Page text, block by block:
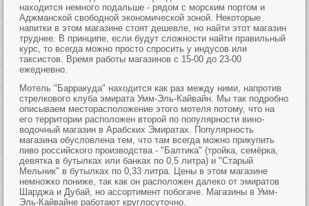
находится немного подальше - рядом с морским портом и
Аджманской свободной экономической зоной. Некоторые
напитки в этом магазине стоят дешевле, но найти этот магазин
труднее. В принципе, если будут сложности найти правильный
курс, то всегда можно просто спросить у индусов или
таксистов. Время работы магазинов с 15-00 до 23-00
ежедневно.
Мотель "Барракуда" находится как раз между ними, напротив
стрелкового клуба эмирата Умм-Эль-Кайвайн. Мы так подробно
описываем месторасположение этого мотеля потому, что на
его территории расположен второй по популярности вино-
водочный магазин в Арабских Эмиратах. Популярность
магазина обусловлена тем, что там всегда можно прикупить
пиво российского производства - "Балтика" (тройка, семёрка,
девятка в бутылках или банках по 0,5 литра) и "Старый
Мельник" в бутылках по 0,33 литра. Цены в этом магазине
немножко пониже, так как он расположен далеко от эмиратов
Шарджа и Дубай, но ассортимент побогаче. Магазины в Умм-
Эль-Кайвайне работают круглосуточно.